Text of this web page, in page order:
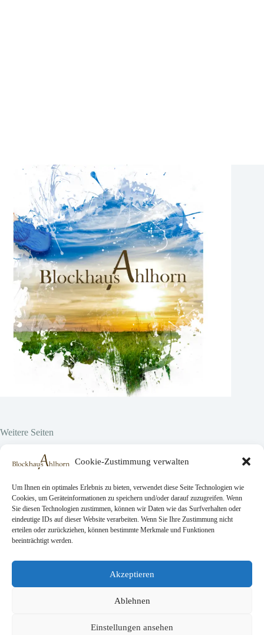
Cookie-Zustimmung verwalten
Um Ihnen ein optimales Erlebnis zu bieten, verwendet diese Seite Technologien wie
Cookies, um Geräteinformationen zu speichern und/oder darauf zuzugreifen. Wenn
Sie diesen Technologien zustimmen, können wir Daten wie das Surfverhalten oder
eindeutige IDs auf dieser Website verarbeiten. Wenn Sie Ihre Zustimmung nicht
erteilen oder zurückziehen, können bestimmte Merkmale und Funktionen
beeinträchtigt werden.
Akzeptieren
Ablehnen
Einstellungen ansehen
Weitere Seiten
Projekte
Über uns
Emplois
Rechtliche Seiten
AGB
Impressionum
Demande de réservation